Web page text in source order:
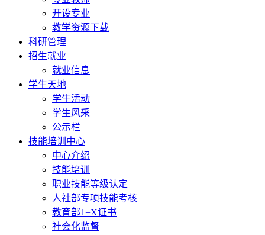
开设专业
教学资源下载
科研管理
招生就业
就业信息
学生天地
学生活动
学生风采
公示栏
技能培训中心
中心介绍
技能培训
职业技能等级认定
人社部专项技能考核
教育部1+X证书
社会化监督